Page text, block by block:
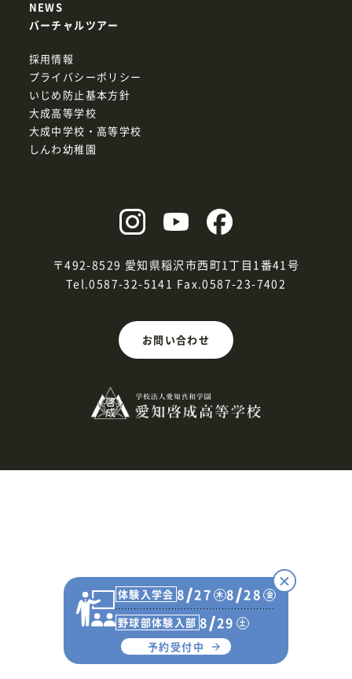
体験入学会 8 27 木8 28 金
野球部体験入部 8 29 土
予約受付中
〒492-8529 愛知県稲沢市西町1丁目1番41号
Tel.0587-32-5141 Fax.0587-23-7402
お問い合わせ
採用情報
プライバシーポリシー
いじめ防止基本方針
大成高等学校
大成中学校・高等学校
しんわ幼稚園
NEWS
バーチャルツアー